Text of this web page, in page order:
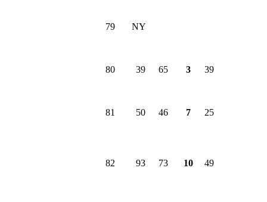
79 NY
80 39 65 3 39
81 50 46 7 25
82 93 73 10 49